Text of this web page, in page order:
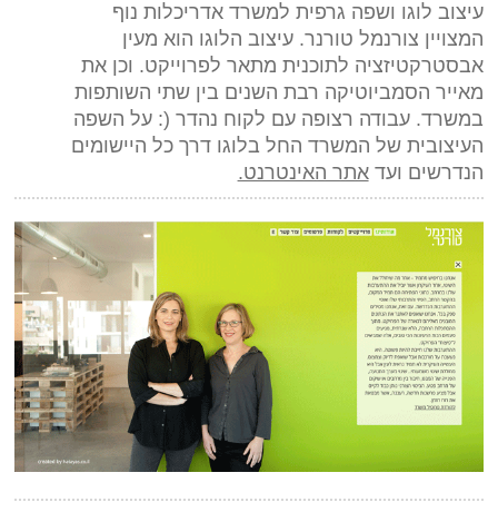
* מייל (אף אחד לא יראה אותו) (חובה)
אתר
*אנטי ספאם - באיזה כלי תחבורה אני טס (ארבע אותיות)
(חובה)
שלח תגובה
עיצוב לוגו ושפה גרפית למשרד אדריכלות נוף
המצויין צורנמל טורנר. עיצוב הלוגו הוא מעין
אבסטרקטיזציה לתוכנית מתאר לפרוייקט. וכן את
מאייר הסמביוטיקה רבת השנים בין שתי השותפות
במשרד. עבודה רצופה עם לקוח נהדר (: על השפה
העיצובית של המשרד החל בלוגו דרך כל היישומים
הנדרשים ועדאתר האינטרנט.